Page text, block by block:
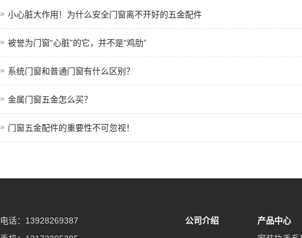
小心脏大作用！为什么安全门窗离不开好的五金配件
被誉为门窗“心脏”的它，并不是“鸡肋”
系统门窗和普通门窗有什么区别？
金属门窗五金怎么买？
门窗五金配件的重要性不可忽视！
电话：13928269387
公司介绍
产品中心